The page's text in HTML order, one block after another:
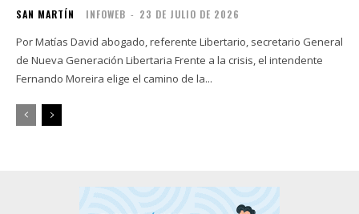
SAN MARTÍN INFOWEB - 23 DE JULIO DE 2026
Por Matías David abogado, referente Libertario, secretario General
de Nueva Generación Libertaria Frente a la crisis, el intendente
Fernando Moreira elige el camino de la...